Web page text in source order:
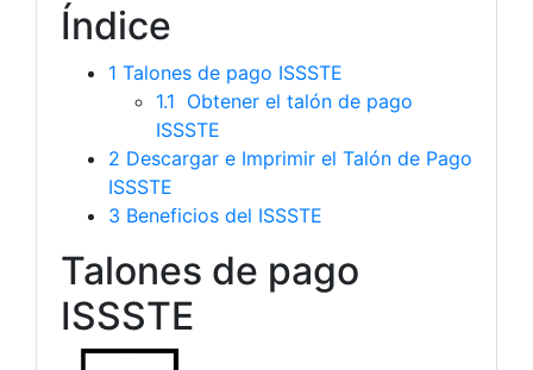
Índice
1 Talones de pago ISSSTE
1.1 Obtener el talón de pago
ISSSTE
2 Descargar e Imprimir el Talón de Pago
ISSSTE
3 Beneficios del ISSSTE
Talones de pago
ISSSTE